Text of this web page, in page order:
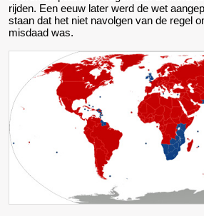
rijden. Een eeuw later werd de wet
staan dat het niet navolgen van de regel
misdaad was.